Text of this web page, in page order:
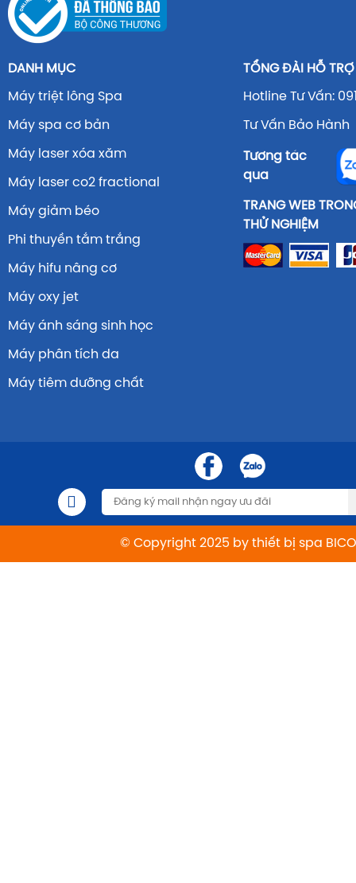
DANH MỤC
Máy triệt lông Spa
Máy spa cơ bản
Máy laser xóa xăm
Máy laser co2 fractional
Máy giảm béo
Phi thuyền tắm trắng
Máy hifu nâng cơ
Máy oxy jet
Máy ánh sáng sinh học
Máy phân tích da
Máy tiêm dưỡng chất
TỔNG ĐÀI HỖ TRỢ
Hotline Tư Vấn:
Tư Vấn Bảo Hành
Tương tác
qua
TRANG WEB
THỬ NGHIỆM
© Copyright 2025 by thiết bị spa BICO